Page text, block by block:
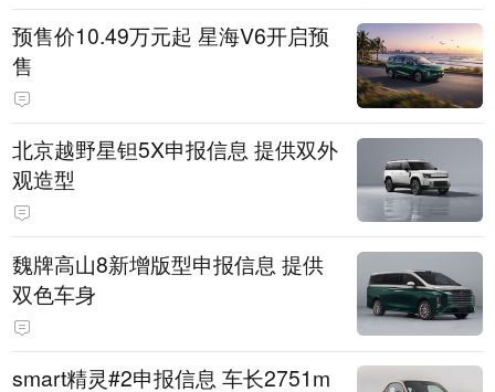
预售价10.49万元起 星海V6开启预
售
北京越野星钽5X申报信息 提供双外
观造型
魏牌高山8新增版型申报信息 提供
双色车身
smart精灵#2申报信息 车长2751m